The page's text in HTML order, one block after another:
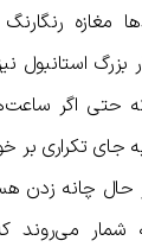
مغازه
بزرگ استانبول
حتی اگر
تکراری بر
حال چانه زدن
شمار می‌روند